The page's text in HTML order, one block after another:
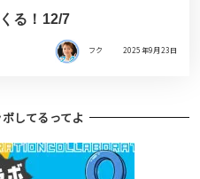
る！12/7
フク 2025年9月23日
してるってよ